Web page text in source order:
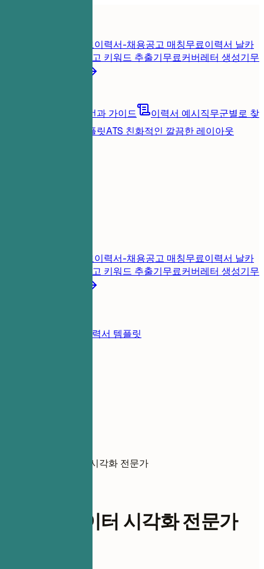
무료이력서-채용공고 매칭무료이력서 날카
채용공고 키워드 추출기무료커버레터 생성기무
커리어 조언과 가이드 이력서 예시직무군별로 찾
이력서 템플릿ATS 친화적인 깔끔한 레이아웃
무료이력서-채용공고 매칭무료이력서 날카
채용공고 키워드 추출기무료커버레터 생성기무
이력서 템플릿
시니어 데이터 시각화 전문가
시니어 데이터 시각화 전문가